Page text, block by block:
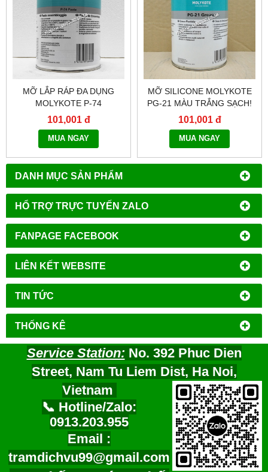
DANH MỤC SẢN PHẨM
HỔ TRỢ TRỰC TUYẾN ZALO
FANPAGE FACEBOOK
LIÊN KẾT WEBSITE
TIN TỨC
THỐNG KÊ
MỠ LẮP RÁP ĐA DỤNG
MOLYKOTE P-74
101,001 đ
MUA NGAY
MỠ SILICONE MOLYKOTE
PG-21 MÀU TRẮNG SẠCH!
101,001 đ
MUA NGAY
Service Station:No. 392 Phuc Dien
Street, Nam Tu Liem Dist, Ha Noi,
Vietnam
📞 Hotline/Zalo:
0913.203.955
Email :
tramdichvu99@gmail.com